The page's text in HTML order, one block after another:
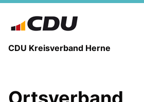
CDU Kreisverband Herne
STADTBEZIRKE